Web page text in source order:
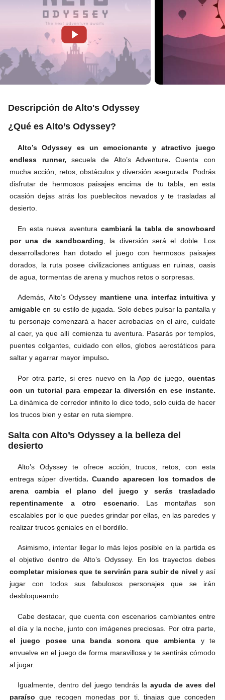
Descripción de Alto's Odyssey
¿Qué es Alto’s Odyssey?
Alto’s Odyssey es un emocionante y atractivo juego
endless runner, secuela de Alto’s Adventure.Cuenta con
mucha acción, retos, obstáculos y diversión asegurada. Podrás
disfrutar de hermosos paisajes encima de tu tabla, en esta
ocasión dejas atrás los pueblecitos nevados y te trasladas al
desierto.
En esta nueva aventura cambiará la tabla de snowboard
por una de sandboarding , la diversión será el doble. Los
desarrolladores han dotado el juego con hermosos paisajes
dorados, la ruta posee civilizaciones antiguas en ruinas, oasis
de agua, tormentas de arena y muchos retos o sorpresas.
Además, Alto’s Odyssey mantiene una interfaz intuitiva y
amigableen su estilo de jugada. Solo debes pulsar la pantalla y
tu personaje comenzará a hacer acrobacias en el aire, cuídate
al caer, ya que allí comienza tu aventura. Pasarás por templos,
puentes colgantes, cuidado con ellos, globos aerostáticos para
saltar y agarrar mayor impulso.
Por otra parte, si eres nuevo en la App de juego, cuentas
con un tutorial para empezar la diversión en ese instante.
La dinámica de corredor infinito lo dice todo, solo cuida de hacer
los trucos bien y estar en ruta siempre.
Salta con Alto’s Odyssey a la belleza del
desierto
Alto’s Odyssey te ofrece acción, trucos, retos, con esta
entrega súper divertida. Cuando aparecen los tornados de
arena cambia el plano del juego y serás trasladado
repentinamente a otro escenario . Las montañas son
escalables por lo que puedes grindar por ellas, en las paredes y
realizar trucos geniales en el bordillo.
Asimismo, intentar llegar lo más lejos posible en la partida es
el objetivo dentro de Alto’s Odyssey. En los trayectos debes
completar misiones que te servirán para subir de nivel y así
jugar con todos sus fabulosos personajes que se irán
desbloqueando.
Cabe destacar, que cuenta con escenarios cambiantes entre
el día y la noche, junto con imágenes preciosas. Por otra parte,
el juego posee una banda sonora que ambienta y te
envuelve en el juego de forma maravillosa y te sentirás cómodo
al jugar.
Igualmente, dentro del juego tendrás laayuda de aves del
paraíso que recogen monedas por ti, tinajas que conceden